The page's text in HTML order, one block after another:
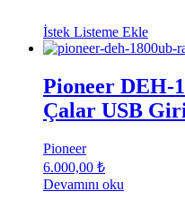
İstek Listeme Ekle
Pioneer DEH-
Çalar USB
Pioneer
6.000,00 ₺
Devamını oku